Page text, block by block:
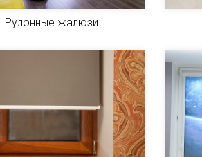
Рулонные жалюзи